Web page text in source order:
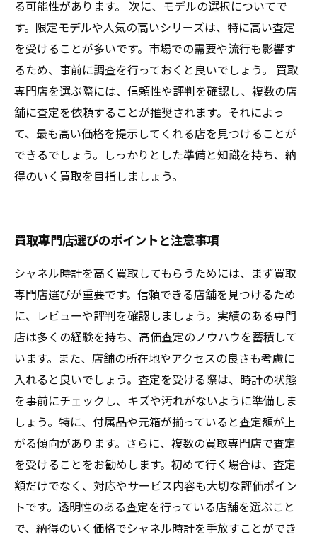
る可能性があります。 次に、モデルの選択についてで
す。限定モデルや人気の高いシリーズは、特に高い査定
を受けることが多いです。市場での需要や流行も影響す
るため、事前に調査を行っておくと良いでしょう。 買取
専門店を選ぶ際には、信頼性や評判を確認し、複数の店
舗に査定を依頼することが推奨されます。それによっ
て、最も高い価格を提示してくれる店を見つけることが
できるでしょう。しっかりとした準備と知識を持ち、納
得のいく買取を目指しましょう。
買取専門店選びのポイントと注意事項
シャネル時計を高く買取してもらうためには、まず買取
専門店選びが重要です。信頼できる店舗を見つけるため
に、レビューや評判を確認しましょう。実績のある専門
店は多くの経験を持ち、高価査定のノウハウを蓄積して
います。また、店舗の所在地やアクセスの良さも考慮に
入れると良いでしょう。査定を受ける際は、時計の状態
を事前にチェックし、キズや汚れがないように準備しま
しょう。特に、付属品や元箱が揃っていると査定額が上
がる傾向があります。さらに、複数の買取専門店で査定
を受けることをお勧めします。初めて行く場合は、査定
額だけでなく、対応やサービス内容も大切な評価ポイン
トです。透明性のある査定を行っている店舗を選ぶこと
で、納得のいく価格でシャネル時計を手放すことができ